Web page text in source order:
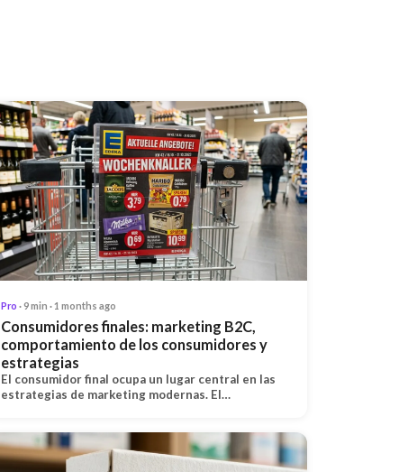
Pro · 9 min · 1 months ago
Consumidores finales: marketing B2C,
comportamiento de los consumidores y
estrategias
El consumidor final ocupa un lugar central en las
estrategias de marketing modernas. El…